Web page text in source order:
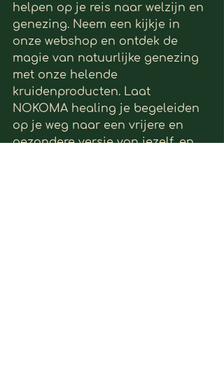
helpen op je reis naar welzijn en
genezing. Neem een kijkje in
onze webshop en ontdek de
magie van natuurlijke genezing
met onze helende
kruidenproducten. Laat
NOKOMA healing je begeleiden
op je weg naar een vrijere en
gezondere versie van jezelf, en